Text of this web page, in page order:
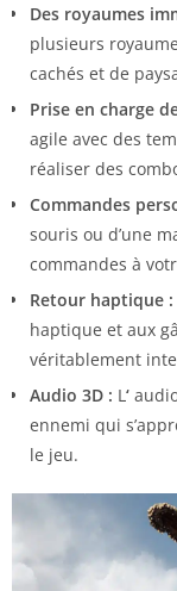
Des royaumes
plusieurs
cachés et de
Prise en charge
agile avec des
réaliser des
Commandes
souris ou d’une
commandes à
Retour haptique :
haptique et aux
véritablement
Audio 3D : L ‘
ennemi qui
le jeu.